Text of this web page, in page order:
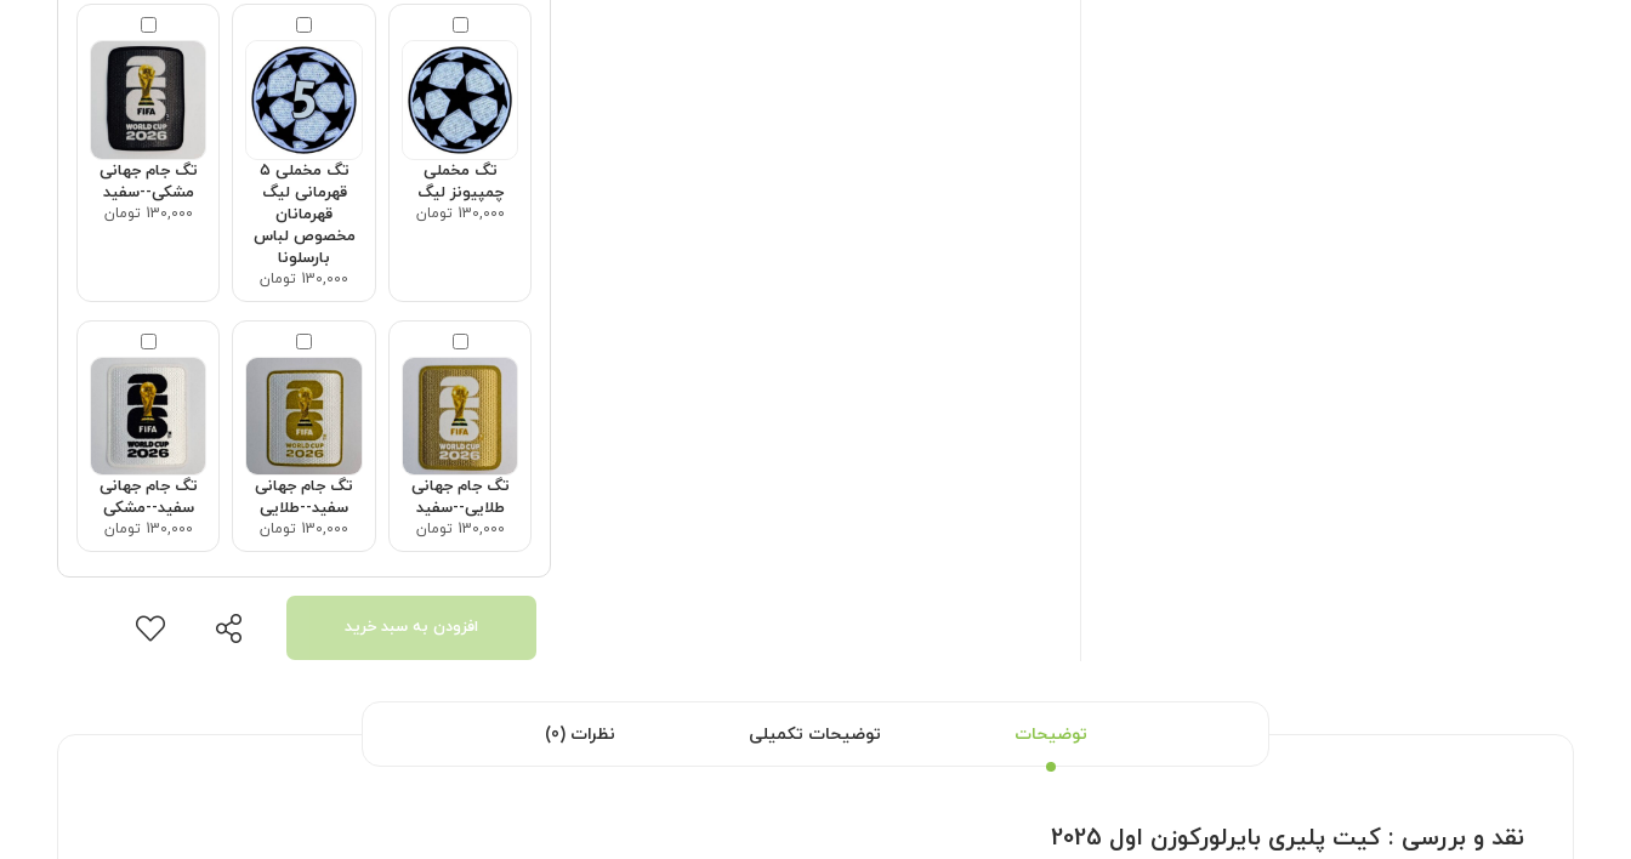
تگ مخملی
چمپیونز لیگ
130,000 تومان
تگ مخملی ۵
قهرمانی لیگ
قهرمانان
مخصوص لباس
بارسلونا
130,000 تومان
تگ جام جهانی
مشکی--سفید
130,000 تومان
تگ جام جهانی
طلایی--سفید
130,000 تومان
تگ جام جهانی
سفید--طلایی
130,000 تومان
تگ جام جهانی
سفید--مشکی
130,000 تومان
افزودن به سبد خرید
توضیحات توضیحات تکمیلی نظرات (0)
نقد و بررسی : کیت پلیری بایرلورکوزن اول 2025